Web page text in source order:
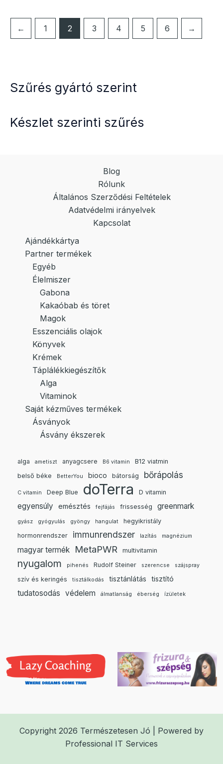
← 1 2 3 4 5 6 →
Szűrés gyártó szerint
Készlet szerinti szűrés
Blog
Rólunk
Általános Szerződési Feltételek
Adatvédelmi irányelvek
Kapcsolat
Ajándékkártya
Partner termékek
Egyéb
Élelmiszer
Gabona
Kakaóbab és töret
Magok
Esszenciális olajok
Könyvek
Krémek
Táplálékkiegészítők
Alga
Vitaminok
Saját kézműves termékek
Ásványok
Ásvány ékszerek
alga ametiszt anyagcsere B6 vitamin
B12 viatmin
belső béke
BetterYou bioco bátorság bőrápolás
C vitamin Deep Blue doTerra D vitamin
egyensúly emésztés fejfájás frissesség greenmark
gyász gyógyulás gyöngy hangulat
hegyikristály
hormonrendszer
immunrendszer lazítás magnézium
magyar termék MetaPWR multivitamin
nyugalom pihenés Rudolf Steiner szerencse szájspray
szív és keringés tisztálkodás tisztánlátás tisztító
tudatosodás védelem álmatlanság éberség ízületek
Copyright 2026 Természetesen Jó | Powered by
Professional IT Services